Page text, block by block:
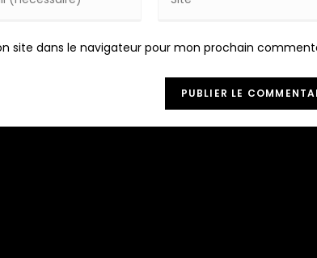
l’URL
votre
(facultatif)
site dans le navigateur pour mon prochain